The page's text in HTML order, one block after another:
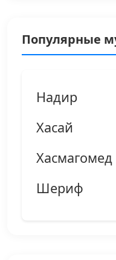
Популярные
Надир
Хасай
Хасмагомед
Шериф